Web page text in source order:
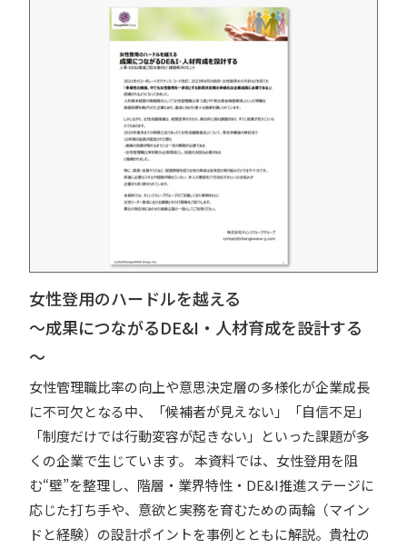
女性登用のハードルを越える
～成果につながるDE&I・人材育成を設計する
～
女性管理職比率の向上や意思決定層の多様化が企業成長
に不可欠となる中、「候補者が見えない」「自信不足」
「制度だけでは行動変容が起きない」といった課題が多
くの企業で生じています。 本資料では、女性登用を阻
む“壁”を整理し、階層・業界特性・DE&I推進ステージに
応じた打ち手や、意欲と実務を育むための両輪（マイン
ドと経験）の設計ポイントを事例とともに解説。貴社の